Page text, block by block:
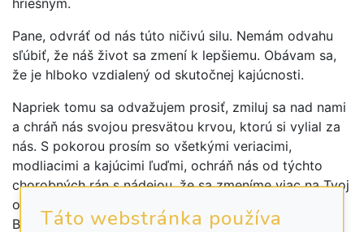
hriešnym.
Pane, odvráť od nás túto ničivú silu. Nemám odvahu
sľúbiť, že náš život sa zmení k lepšiemu. Obávam sa,
že je hlboko vzdialený od skutočnej kajúcnosti.
Napriek tomu sa odvažujem prosiť, zmiluj sa nad nami
a chráň nás svojou presvätou krvou, ktorú si vylial za
nás. S pokorou prosím so všetkými veriacimi,
modliacimi a kajúcimi ľuďmi, ochráň nás od týchto
chorobných rán s nádejou, že sa zmeníme viac na Tvoj
obraz. Prosíme o to spoločne na mocný príhovor
Božej matky.
Táto webstránka používa